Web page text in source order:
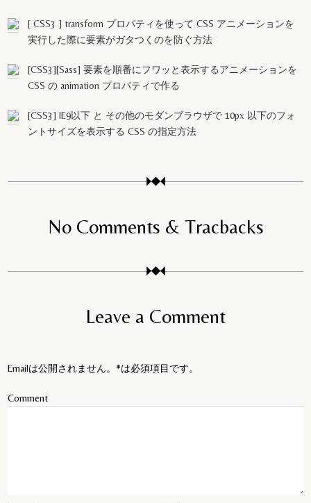
[ CSS3 ] transform プロパティを使って CSS アニメーションを
実行した際に要素がガタつくのを防ぐ方法
[CSS3][Sass] 要素を順番にフワッと表示するアニメーションを
CSS の animation プロパティで作る
[CSS3] IE9以下 と その他のモダンブラウザで 10px 以下のフォ
ントサイズを表示する CSS の指定方法
No Comments & Tracbacks
Leave a Comment
Emailは公開されません。*は必須項目です。
Comment